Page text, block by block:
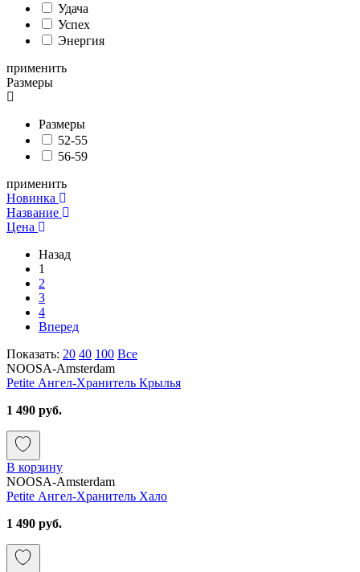
Удача
Успех
Энергия
применить
Размеры
Размеры
52-55
56-59
применить
Новинка
Название
Цена
Назад
1
2
3
4
Вперед
Показать: 20 40 100 Все
NOOSA-Amsterdam
Petite Ангел-Хранитель Крылья
1 490 руб.
В корзину
NOOSA-Amsterdam
Petite Ангел-Хранитель Хало
1 490 руб.